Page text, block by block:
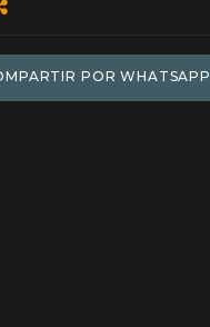
POR WHATSAPP